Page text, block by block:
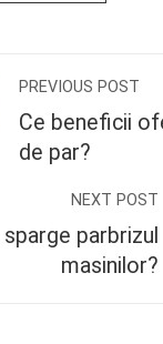
PREVIOUS POST
Ce beneficii
de par?
NEXT POST
parbrizul
masinilor?